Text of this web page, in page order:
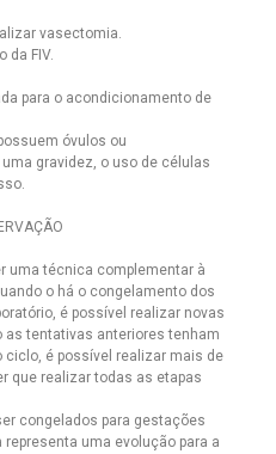
vasectomia.
da FIV.
para o acondicionamento de
óvulos ou
gravidez, o uso de células
uma técnica complementar à
o há o congelamento dos
é possível realizar novas
tentativas anteriores tenham
é possível realizar mais de
que realizar todas as etapas
congelados para gestações
uma evolução para a